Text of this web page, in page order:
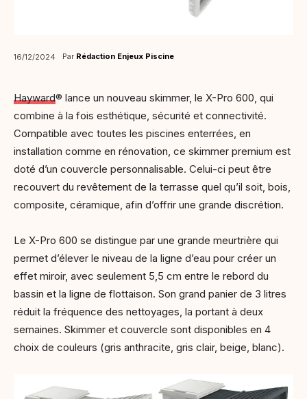
16/12/2024 Par Rédaction Enjeux Piscine
Hayward® lance un nouveau skimmer, le X-Pro 600, qui
combine à la fois esthétique, sécurité et connectivité.
Compatible avec toutes les piscines enterrées, en
installation comme en rénovation, ce skimmer premium est
doté d’un couvercle personnalisable. Celui-ci peut être
recouvert du revêtement de la terrasse quel qu’il soit, bois,
composite, céramique, afin d’offrir une grande discrétion.
Le X-Pro 600 se distingue par une grande meurtrière qui
permet d’élever le niveau de la ligne d’eau pour créer un
effet miroir, avec seulement 5,5 cm entre le rebord du
bassin et la ligne de flottaison. Son grand panier de 3 litres
réduit la fréquence des nettoyages, la portant à deux
semaines. Skimmer et couvercle sont disponibles en 4
choix de couleurs (gris anthracite, gris clair, beige, blanc).